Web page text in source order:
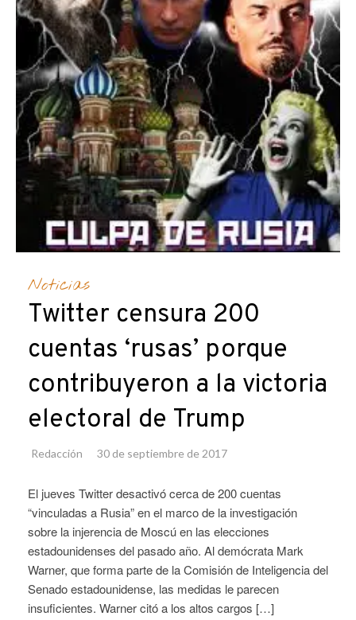
Noticias
Twitter censura 200
cuentas ‘rusas’ porque
contribuyeron a la victoria
electoral de Trump
Redacción 30 de septiembre de 2017
El jueves Twitter desactivó cerca de 200 cuentas
“vinculadas a Rusia” en el marco de la investigación
sobre la injerencia de Moscú en las elecciones
estadounidenses del pasado año. Al demócrata Mark
Warner, que forma parte de la Comisión de Inteligencia del
Senado estadounidense, las medidas le parecen
insuficientes. Warner citó a los altos cargos […]